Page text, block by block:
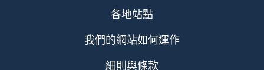
各地站點
我們的網站如何運作
細則與條款